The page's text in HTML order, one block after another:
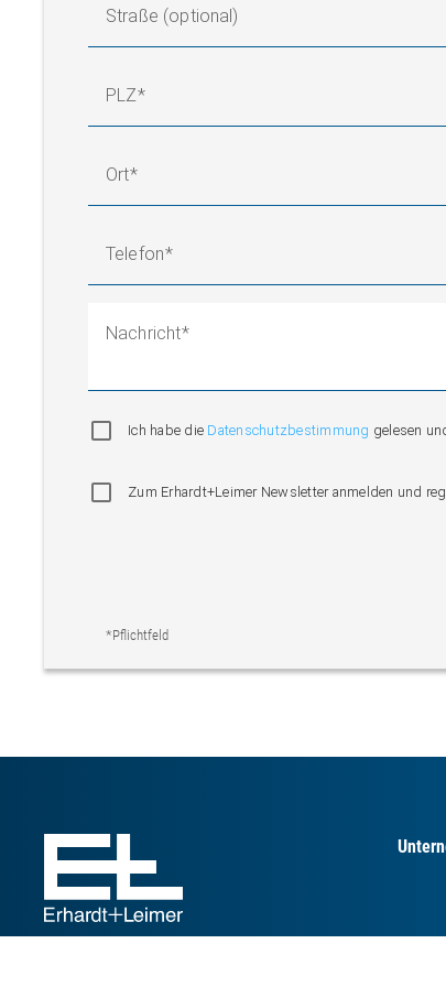
Straße (optional)
PLZ
Ort
Telefon
Nachricht
Ich habe die Datenschutzbestimmung gelesen
Zum Erhardt+Leimer Newsletter anmelden und
*Pflichtfeld